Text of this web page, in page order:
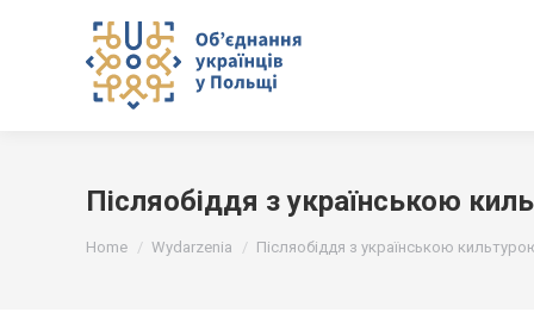
Післяобіддя з українською
You are here:
Home Wydarzenia Післяобіддя з українською